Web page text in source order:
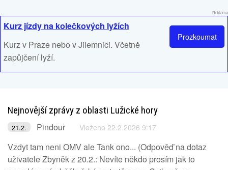
Reklama
Prozkoumat
Kurz jízdy na kolečkových lyžích
Kurz v Praze nebo v Jilemnici. Včetně
zapůjčení lyží.
Nejnovější zprávy z oblasti Lužické hory
21.2. Pindour Vloženo 22.2.2026 9:17
Vzdyt tam neni OMV ale Tank ono... (Odpověď na dotaz
uživatele Zbyněk z 20.2.: Nevíte někdo prosím jak to